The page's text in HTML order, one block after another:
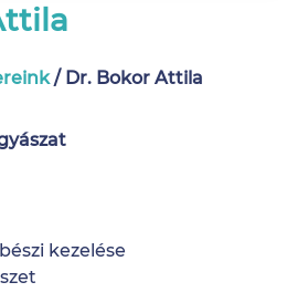
/Dr. Bokor Attila
kezelése